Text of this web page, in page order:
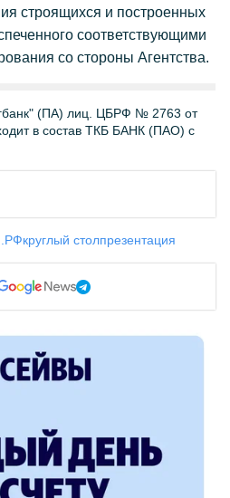
строящихся и построенных
соответствующими
со стороны Агентства.
(ПА) лиц. ЦБРФ № 2763 от
в состав ТКБ БАНК (ПАО) с
круглый столпрезентация